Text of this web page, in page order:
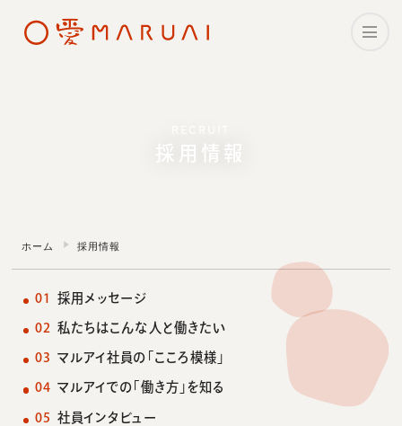
採用情報
採用情報
ホーム 採用情報
採用メッセージ
私たちはこんな人と働きたい
マルアイ社員の 「こころ模様」
マルアイでの「働き方」を知る
社員インタビュー